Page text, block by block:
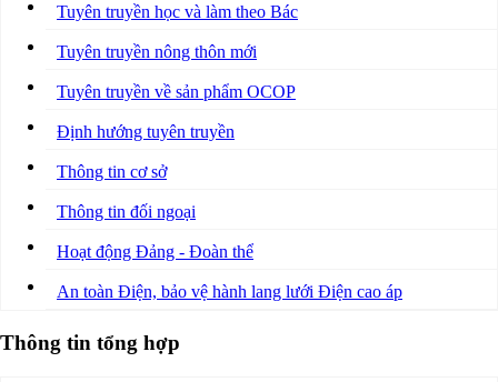
Tuyên truyền học và làm theo Bác
Tuyên truyền nông thôn mới
Tuyên truyền về sản phẩm OCOP
Định hướng tuyên truyền
Thông tin cơ sở
Thông tin đối ngoại
Hoạt động Đảng - Đoàn thể
An toàn Điện, bảo vệ hành lang lưới Điện cao áp
Thông tin tổng hợp